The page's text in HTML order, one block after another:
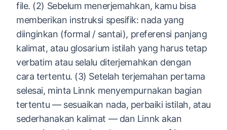
file. (2) Sebelum menerjemahkan, kamu bisa
memberikan instruksi spesifik: nada yang
diinginkan (formal / santai), preferensi panjang
kalimat, atau glosarium istilah yang harus tetap
verbatim atau selalu diterjemahkan dengan
cara tertentu. (3) Setelah terjemahan pertama
selesai, minta Linnk menyempurnakan bagian
tertentu — sesuaikan nada, perbaiki istilah, atau
sederhanakan kalimat — dan Linnk akan